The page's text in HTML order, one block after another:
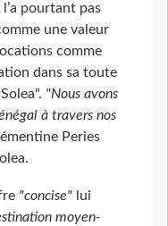
pourtant pas
une valeur
comme
dans sa toute
"Nous avons
à travers nos
Peries
"concise" lui
moyen-